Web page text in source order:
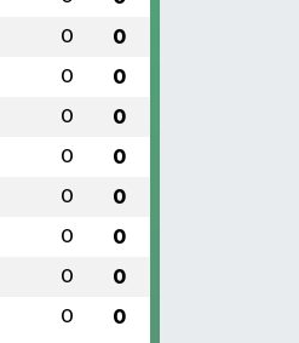
0 0
0 0
0 0
0 0
0 0
0 0
0 0
0 0